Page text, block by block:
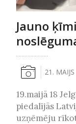
Jauno
21. MAIJS
19.maijā 18
piedalījās
uzņēmēju